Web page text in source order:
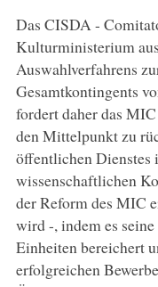
Das CISDA -
Kulturministerium
Auswahlverfahrens
Gesamtkontingents
fordert daher das
den Mittelpunkt zu
öffentlichen Dienstes
wissenschaftlichen
der Reform des MIC
wird -, indem es
Einheiten bereichert
erfolgreichen